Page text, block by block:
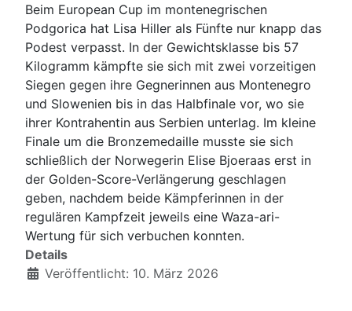
Beim European Cup im montenegrischen
Podgorica hat Lisa Hiller als Fünfte nur knapp das
Podest verpasst. In der Gewichtsklasse bis 57
Kilogramm kämpfte sie sich mit zwei vorzeitigen
Siegen gegen ihre Gegnerinnen aus Montenegro
und Slowenien bis in das Halbfinale vor, wo sie
ihrer Kontrahentin aus Serbien unterlag. Im kleine
Finale um die Bronzemedaille musste sie sich
schließlich der Norwegerin Elise Bjoeraas erst in
der Golden-Score-Verlängerung geschlagen
geben, nachdem beide Kämpferinnen in der
regulären Kampfzeit jeweils eine Waza-ari-
Wertung für sich verbuchen konnten.
Details
Veröffentlicht: 10. März 2026